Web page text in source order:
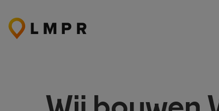
naar
de